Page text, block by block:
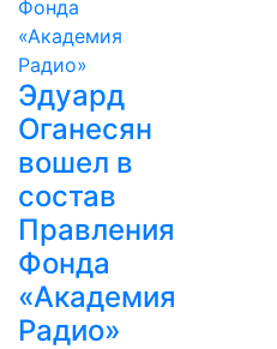
Эдуард
Оганесян
вошел в
состав
Правления
Фонда
«Академия
Радио»